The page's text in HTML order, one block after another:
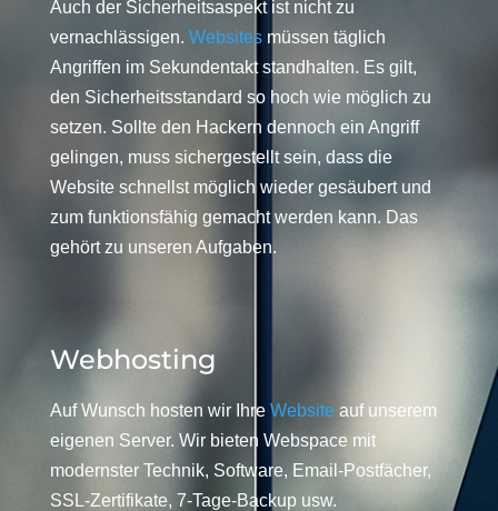
Auch der Sicherheitsaspekt ist nicht zu
vernachlässigen. Websitesmüssen täglich
Angriffen im Sekundentakt standhalten. Es gilt,
den Sicherheitsstandard so hoch wie möglich zu
setzen. Sollte den Hackern dennoch ein Angriff
gelingen, muss sichergestellt sein, dass die
Website schnellst möglich wieder gesäubert und
zum funktionsfähig gemacht werden kann. Das
gehört zu unseren Aufgaben.
Webhosting
Auf Wunsch hosten wir Ihre Website auf unserem
eigenen Server. Wir bieten Webspace mit
modernster Technik, Software, Email-Postfächer,
SSL-Zertifikate, 7-Tage-Backup usw.